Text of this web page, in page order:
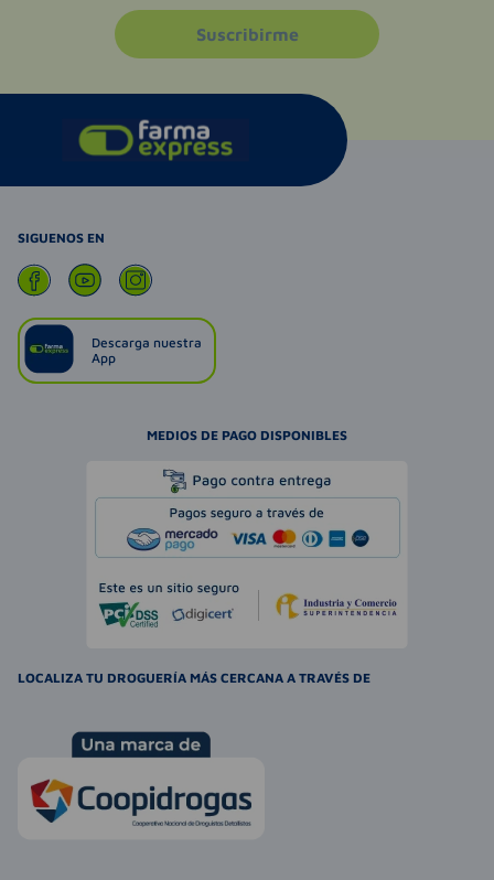
Suscribirme
SIGUENOS EN
Descarga nuestra
App
MEDIOS DE PAGO DISPONIBLES
LOCALIZA TU DROGUERÍA MÁS CERCANA A TRAVÉS DE